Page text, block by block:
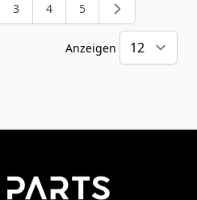
Seite
Seite
3 Seite
4 Seite
5
Anzeigen